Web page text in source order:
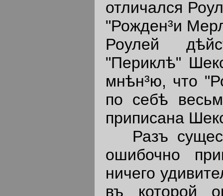
отличался
"Рожден³и
Роулей
"Периклѣ"
мнѣн³ю, что
по себѣ
приписана
Разъ
ошибочно
ничего
въ которой